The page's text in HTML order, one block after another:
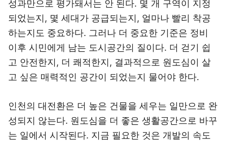
성과만으로 평가돼서는 안 된다. 몇 개 구역이 지정
되었는지, 몇 세대가 공급되는지, 얼마나 빨리 착공
하는지도 중요하다. 그러나 더 중요한 기준은 정비
이후 시민에게 남는 도시공간의 질이다. 더 걷기 쉽
고 안전한지, 더 쾌적한지, 결과적으로 원도심이 살
고 싶은 매력적인 공간이 되었는지 물어야 한다.
인천의 대전환은 더 높은 건물을 세우는 일만으로 완
성되지 않는다. 원도심을 더 좋은 생활공간으로 바꾸
는 일에서 시작된다. 지금 필요한 것은 개발의 속도